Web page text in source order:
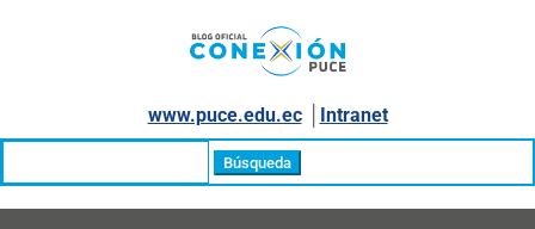
www.puce.edu.ec│ Intranet